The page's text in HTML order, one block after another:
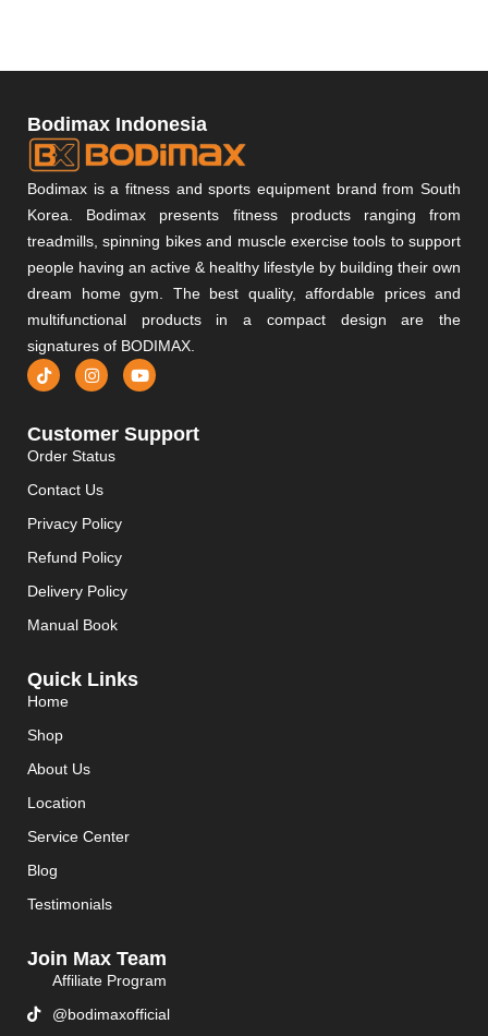
Bodimax Indonesia
Bodimax is a fitness and sports equipment brand from South
Korea. Bodimax presents fitness products ranging from
treadmills, spinning bikes and muscle exercise tools to support
people having an active & healthy lifestyle by building their own
dream home gym. The best quality, affordable prices and
multifunctional products in a compact design are the
signatures of BODIMAX.
Customer Support
Order Status
Contact Us
Privacy Policy
Refund Policy
Delivery Policy
Manual Book
Quick Links
Home
Shop
About Us
Location
Service Center
Blog
Testimonials
Join Max Team
Affiliate Program
@bodimaxofficial